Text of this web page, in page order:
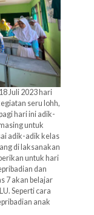
Juli 2023 hari
seru lohh,
hari ini adik-
untuk
adik-adik kelas
di laksanakan
untuk hari
dan
7 akan belajar
Seperti cara
anak